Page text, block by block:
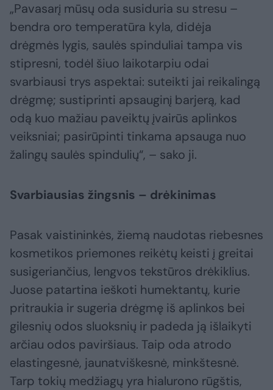
„Pavasarį mūsų oda susiduria su stresu –
bendra oro temperatūra kyla, didėja
drėgmės lygis, saulės spinduliai tampa vis
stipresni, todėl šiuo laikotarpiu odai
svarbiausi trys aspektai: suteikti jai reikalingą
drėgmę; sustiprinti apsauginį barjerą, kad
odą kuo mažiau paveiktų įvairūs aplinkos
veiksniai; pasirūpinti tinkama apsauga nuo
žalingų saulės spindulių“, – sako ji.
Svarbiausias žingsnis – drėkinimas
Pasak vaistininkės, žiemą naudotas riebesnes
kosmetikos priemones reikėtų keisti į greitai
susigeriančius, lengvos tekstūros drėkiklius.
Juose patartina ieškoti humektantų, kurie
pritraukia ir sugeria drėgmę iš aplinkos bei
gilesnių odos sluoksnių ir padeda ją išlaikyti
arčiau odos paviršiaus. Taip oda atrodo
elastingesnė, jaunatviškesnė, minkštesnė.
Tarp tokių medžiagų yra hialurono rūgštis,